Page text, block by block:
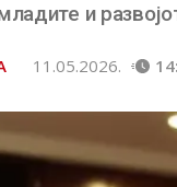
и
11.05.2026.